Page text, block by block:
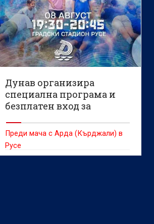
Дунав организира
специална програма и
безплатен вход за
Преди мача с Арда (Кърджали) в
Русе